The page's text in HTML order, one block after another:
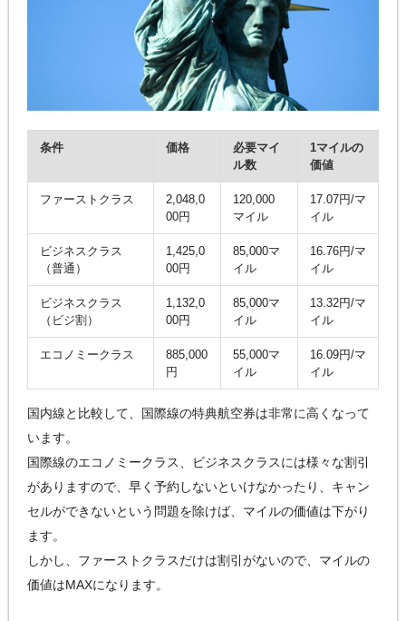
条件 価格
必要マイ
ル数
1マイルの
価値
ファーストクラス
2,048,0
00円
120,000
マイル
17.07円/マ
イル
ビジネスクラス
（普通）
1,425,0
00円
85,000マ
イル
16.76円/マ
イル
ビジネスクラス
（ビジ割）
1,132,0
00円
85,000マ
イル
13.32円/マ
イル
エコノミークラス
885,000
円
55,000マ
イル
16.09円/マ
イル
国内線と比較して、国際線の特典航空券は非常に高くなって
います。
国際線のエコノミークラス、ビジネスクラスには様々な割引
がありますので、早く予約しないといけなかったり、キャン
セルができないという問題を除けば、マイルの価値は下がり
ます。
しかし、ファーストクラスだけは割引がないので、マイルの
価値はMAXになります。